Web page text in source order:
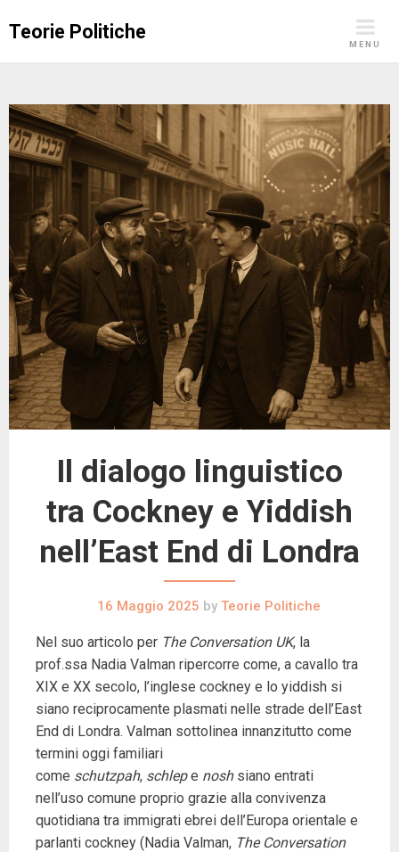
toTeorie Politiche
MENU
Il dialogo linguistico
tra Cockney e Yiddish
nell’East End di Londra
16 Maggio 2025 byTeorie Politiche
Nel suo articolo per The Conversation UK, la
prof.ssa Nadia Valman ripercorre come, a cavallo tra
XIX e XX secolo, l’inglese cockney e lo yiddish si
siano reciprocamente plasmati nelle strade dell’East
End di Londra. Valman sottolinea innanzitutto come
termini oggi familiari
come schutzpah, schlepe noshsiano entrati
nell’uso comune proprio grazie alla convivenza
quotidiana tra immigrati ebrei dell’Europa orientale e
parlanti cockney (Nadia Valman, The Conversation